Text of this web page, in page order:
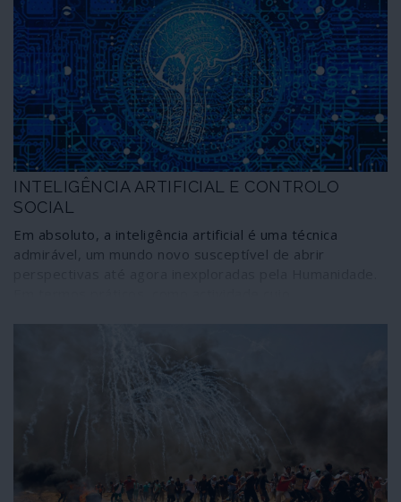
INTELIGÊNCIA ARTIFICIAL E CONTROLO
SOCIAL
Em absoluto, a inteligência artificial é uma técnica
admirável, um mundo novo susceptível de abrir
investimentos esmagadores são destinados à sua
aplicação ao controlo psicossocial e à indústria da morte.
Um tema para o qual deixamos factos e pistas de